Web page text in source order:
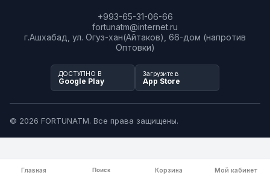
+993-65-31-06-66
fortunatm@internet.ru
г.Ашхабад, ул. Огуз-хан(Айтаков), 66-дом (напротив
Оптовки)
ДОСТУПНО В
Google Play
Загрузите в
App Store
© 2026 FORTUNATM. Все права защищены.
Главная Поиск Корзина Мой кабинет